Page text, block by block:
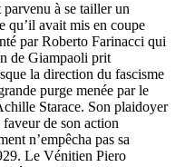
à se tailler un
qu’il avait mis en coupe
par Roberto Farinacci qui
de Giampaoli prit
la direction du fascisme
purge menée par le
Starace. Son plaidoyer
faveur de son action
n’empêcha pas sa
Le Vénitien Piero